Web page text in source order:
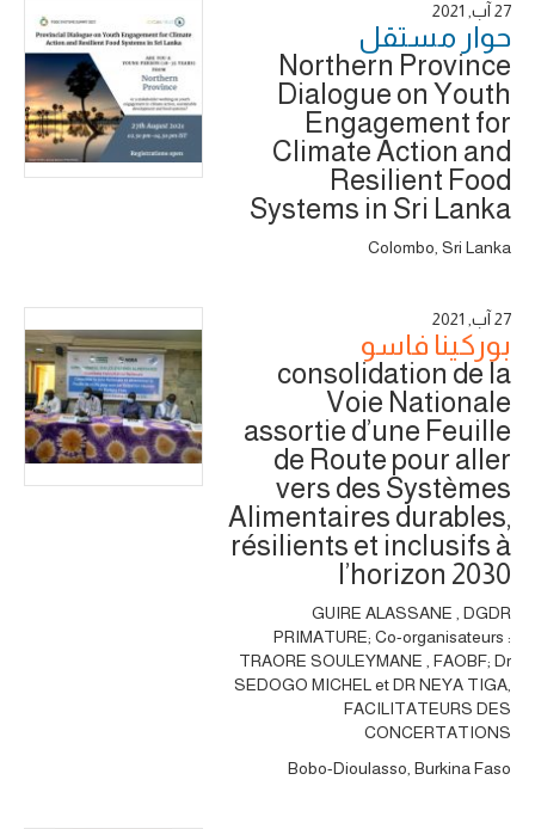
27 آب, 2021
حوار ‎مستقل
Northern Province
Dialogue on Youth
Engagement for
Climate Action and
Resilient Food
Systems in Sri Lanka
Colombo, Sri Lanka
27 آب, 2021
بوركينا فاسو
consolidation de la
Voie Nationale
assortie d’une Feuille
de Route pour aller
vers des Systèmes
Alimentaires durables,
résilients et inclusifs à
l’horizon 2030
GUIRE ALASSANE , DGDR
PRIMATURE; Co-organisateurs :
TRAORE SOULEYMANE , FAOBF; Dr
SEDOGO MICHEL et DR NEYA TIGA,
FACILITATEURS DES
CONCERTATIONS
Bobo-Dioulasso, Burkina Faso